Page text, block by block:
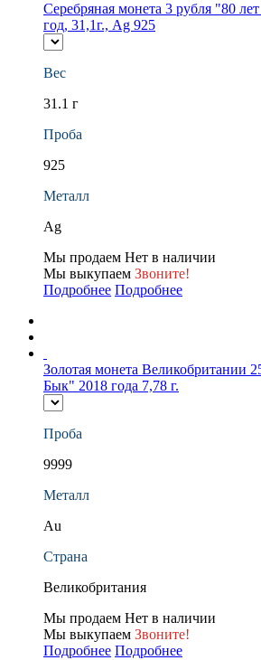
Серебряная монета 3 рубля "80
год, 31,1г., Ag 925
Вес
31.1 г
Проба
925
Металл
Ag
Мы продаем Нет в наличии
Мы выкупаем Звоните!
Подробнее Подробнее
Золотая монета Великобритании
Бык" 2018 года 7,78 г.
Проба
9999
Металл
Au
Страна
Великобритания
Мы продаем Нет в наличии
Мы выкупаем Звоните!
Подробнее Подробнее